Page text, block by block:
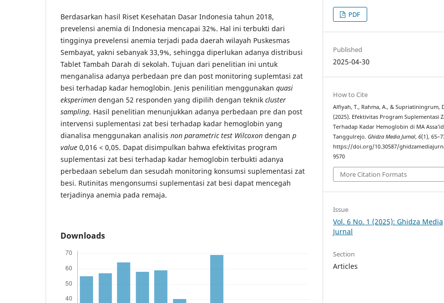
Berdasarkan hasil Riset Kesehatan Dasar Indonesia tahun 2018,
prevelensi anemia di Indonesia mencapai 32%. Hal ini terbukti dari
tingginya prevelensi anemia terjadi pada daerah wilayah Puskesmas
Sembayat, yakni sebanyak 33,9%, sehingga diperlukan adanya distribusi
Tablet Tambah Darah di sekolah. Tujuan dari penelitian ini untuk
menganalisa adanya perbedaan pre dan post monitoring suplemtasi zat
besi terhadap kadar hemoglobin. Jenis penilitian menggunakan quasi
eksperimen dengan 52 responden yang dipilih dengan teknik cluster
sampling. Hasil penelitian menunjukkan adanya perbedaan pre dan post
intervensi suplementasi zat besi terhadap kadar hemoglobin yang
dianalisa menggunakan analisis non parametric test Wilcoxon dengan p
value 0,016 < 0,05. Dapat disimpulkan bahwa efektivitas program
suplementasi zat besi terhadap kadar hemoglobin terbukti adanya
perbedaan sebelum dan sesudah monitoring konsumsi suplementasi zat
besi. Rutinitas mengonsumsi suplementasi zat besi dapat mencegah
terjadinya anemia pada remaja.
Downloads
PDF
Published
2025-04-30
How to Cite
Alfiyah, T., Rahma, A., & Supriatiningrum,
(2025). Efektivitas Program Suplementasi
Terhadap Kadar Hemoglobin di MA
Tanggulrejo.Ghidza Media Jurnal,6(1),
https://doi.org/10.30587/
9570
More Citation Formats
Issue
Vol. 6 No. 1 (2025): Ghidza Media
Jurnal
Section
Articles